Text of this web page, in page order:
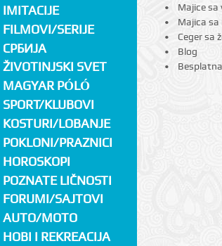
IMITACIJE
FILMOVI/SERIJE
СРБИЈА
ŽIVOTINJSKI SVET
MAGYAR PÓLÓ
SPORT/KLUBOVI
KOSTURI/LOBANJE
POKLONI/PRAZNICI
HOROSKOPI
POZNATE LIČNOSTI
FORUMI/SAJTOVI
AUTO/MOTO
HOBI I REKREACIJA
Majice sa
Majica
Ceger sa
Blog